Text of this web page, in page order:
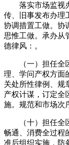
落实市场监视办
传、旧事发布办理
协调措置工做。协
思惟工做。承办从
德律风：。
（一）担任全区
理、学问产权方面
关处所性律例、规
产权计谋，订定全
施。规范和市场次
（十）担任全区
畅通、消费全过程
准后组织实施，防